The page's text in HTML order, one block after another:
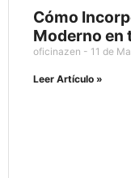
Cómo
Moderno en
oficinazen 11 de
Leer Artículo »